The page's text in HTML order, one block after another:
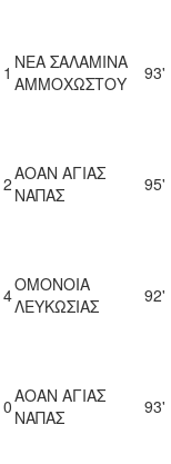
1 ΝΕΑ ΣΑΛΑΜΙΝΑ
ΑΜΜΟΧΩΣΤΟΥ
93'
2ΑΟΑΝ ΑΓΙΑΣ
ΝΑΠΑΣ
95'
4ΟΜΟΝΟΙΑ
ΛΕΥΚΩΣΙΑΣ
92'
0ΑΟΑΝ ΑΓΙΑΣ
ΝΑΠΑΣ
93'